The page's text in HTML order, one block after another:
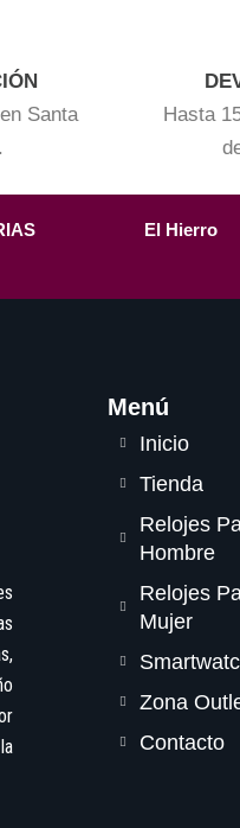
Santa
Hasta
El Hierro
Menú
Inicio
Tienda
Relojes
Hombre
Relojes
Mujer
Zona
Contacto